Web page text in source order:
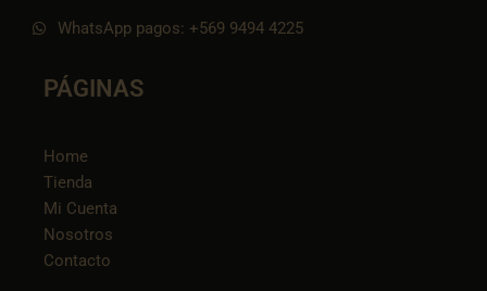
WhatsApp pagos: +569 9494 4225
PÁGINAS
Home
Tienda
Mi Cuenta
Nosotros
Contacto